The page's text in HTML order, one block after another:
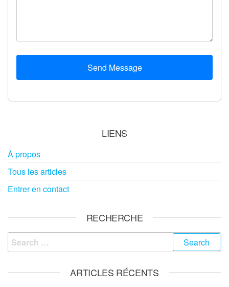
Send Message
LIENS
À propos
Tous les articles
Entrer en contact
RECHERCHE
Search
for:
ARTICLES RÉCENTS